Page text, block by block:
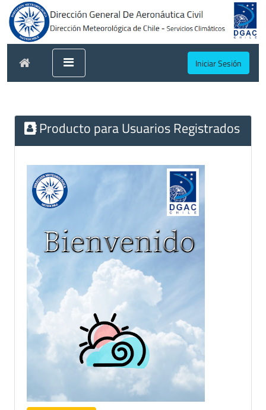
Iniciar Sesión
Producto para Usuarios Registrados